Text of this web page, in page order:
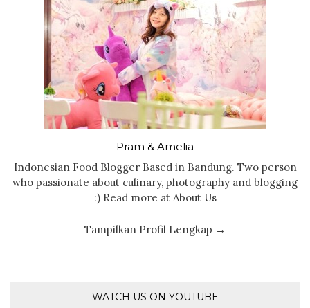
Pram & Amelia
Indonesian Food Blogger Based in Bandung. Two person
who passionate about culinary, photography and blogging
:) Read more at About Us
Tampilkan Profil Lengkap →
WATCH US ON YOUTUBE